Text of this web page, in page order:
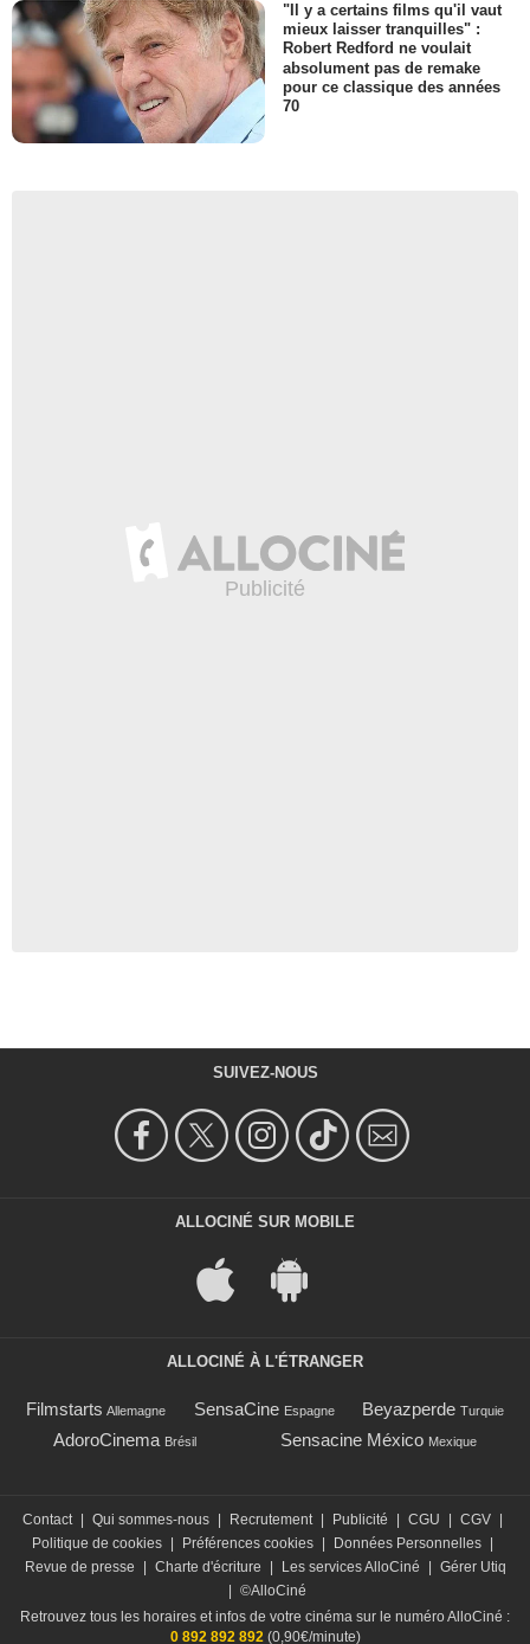
"Il y a certains films qu'il vaut
mieux laisser tranquilles" :
Robert Redford ne voulait
absolument pas de remake
pour ce classique des années
70
SUIVEZ-NOUS
ALLOCINÉ SUR MOBILE
ALLOCINÉ À L'ÉTRANGER
Filmstarts Allemagne SensaCine Espagne Beyazperde Turquie
AdoroCinema Brésil Sensacine México Mexique
Contact | Qui sommes-nous | Recrutement | Publicité | CGU | CGV |
Politique de cookies | Préférences cookies | Données Personnelles |
Revue de presse
| Charte d'écriture | Les services AlloCiné | Gérer Utiq
| ©AlloCiné
Retrouvez tous les horaires et infos de votre cinéma sur le numéro AlloCiné :
0 892 892 892 (0,90€/minute)